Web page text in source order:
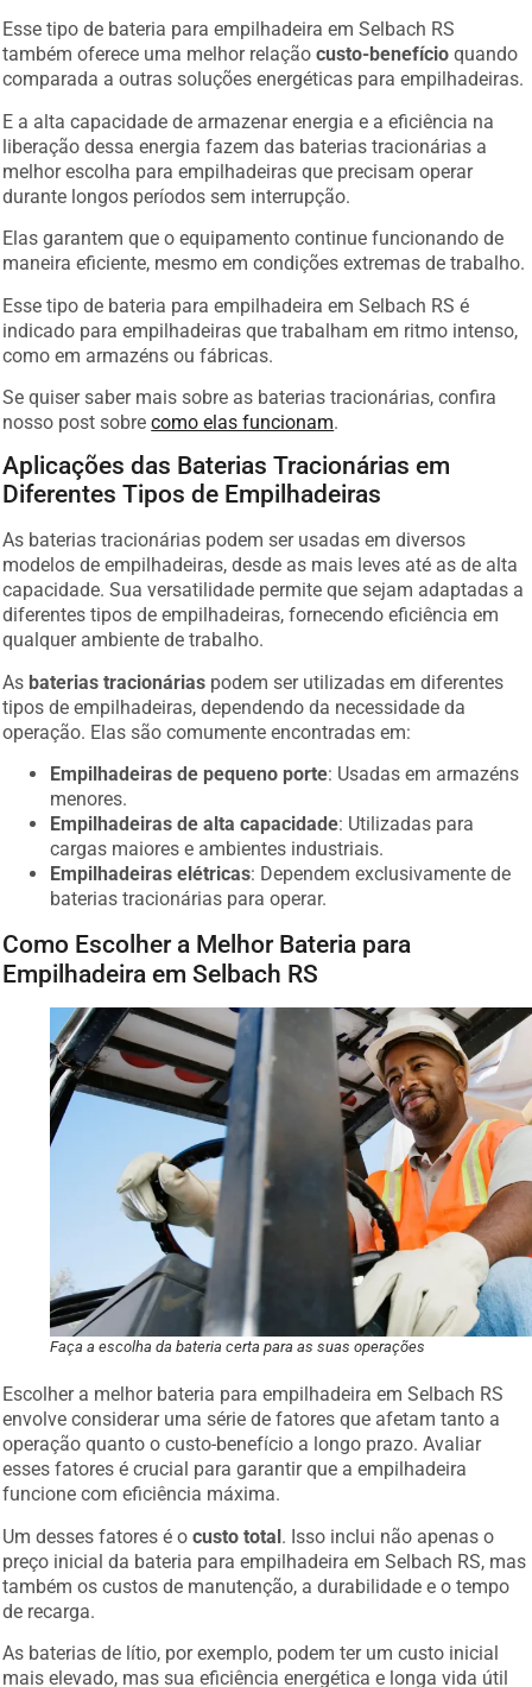
Esse tipo de bateria para empilhadeira em Selbach RS
também oferece uma melhor relaçãocusto-benefício quando
comparada a outras soluções energéticas para empilhadeiras.
E a alta capacidade de armazenar energia e a eficiência na
liberação dessa energia fazem das baterias tracionárias a
melhor escolha para empilhadeiras que precisam operar
durante longos períodos sem interrupção.
Elas garantem que o equipamento continue funcionando de
maneira eficiente, mesmo em condições extremas de trabalho.
Esse tipo de bateria para empilhadeira em Selbach RS é
indicado para empilhadeiras que trabalham em ritmo intenso,
como em armazéns ou fábricas.
Se quiser saber mais sobre as baterias tracionárias, confira
nosso post sobrecomo elas funcionam.
Aplicações das Baterias Tracionárias em
Diferentes Tipos de Empilhadeiras
As baterias tracionárias podem ser usadas em diversos
modelos de empilhadeiras, desde as mais leves até as de alta
capacidade. Sua versatilidade permite que sejam adaptadas a
diferentes tipos de empilhadeiras, fornecendo eficiência em
qualquer ambiente de trabalho.
As baterias tracionárias podem ser utilizadas em diferentes
tipos de empilhadeiras, dependendo da necessidade da
operação. Elas são comumente encontradas em:
Empilhadeiras de pequeno porte: Usadas em armazéns
menores.
Empilhadeiras de alta capacidade: Utilizadas para
cargas maiores e ambientes industriais.
Empilhadeiras elétricas: Dependem exclusivamente de
baterias tracionárias para operar.
Como Escolher a Melhor Bateria para
Empilhadeira em Selbach RS
Faça a escolha da bateria certa para as suas operações
Escolher a melhor bateria para empilhadeira em Selbach RS
envolve considerar uma série de fatores que afetam tanto a
operação quanto o custo-benefício a longo prazo. Avaliar
esses fatores é crucial para garantir que a empilhadeira
funcione com eficiência máxima.
Um desses fatores é ocusto total. Isso inclui não apenas o
preço inicial da bateria para empilhadeira em Selbach RS, mas
também os custos de manutenção, a durabilidade e o tempo
de recarga.
As baterias de lítio, por exemplo, podem ter um custo inicial
mais elevado, mas sua eficiência energética e longa vida útil